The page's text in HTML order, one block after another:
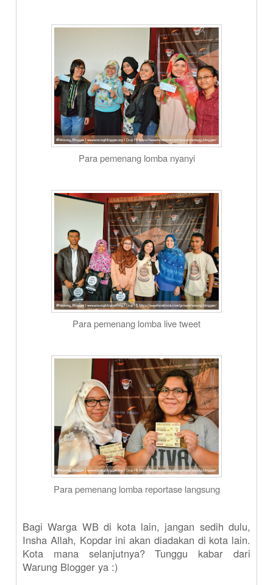
Para pemenang lomba nyanyi
Para pemenang lomba live tweet
Para pemenang lomba reportase langsung
Bagi Warga WB di kota lain, jangan sedih dulu,
Insha Allah, Kopdar ini akan diadakan di kota lain.
Kota mana selanjutnya? Tunggu kabar dari
Warung Blogger ya :)